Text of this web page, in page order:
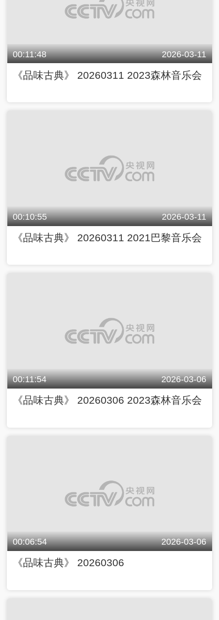
00:11:48 2026-03-11
《品味古典》 20260311 2023森林音乐会
00:10:55 2026-03-11
《品味古典》 20260311 2021巴黎音乐会
00:11:54 2026-03-06
《品味古典》 20260306 2023森林音乐会
00:06:54 2026-03-06
《品味古典》 20260306